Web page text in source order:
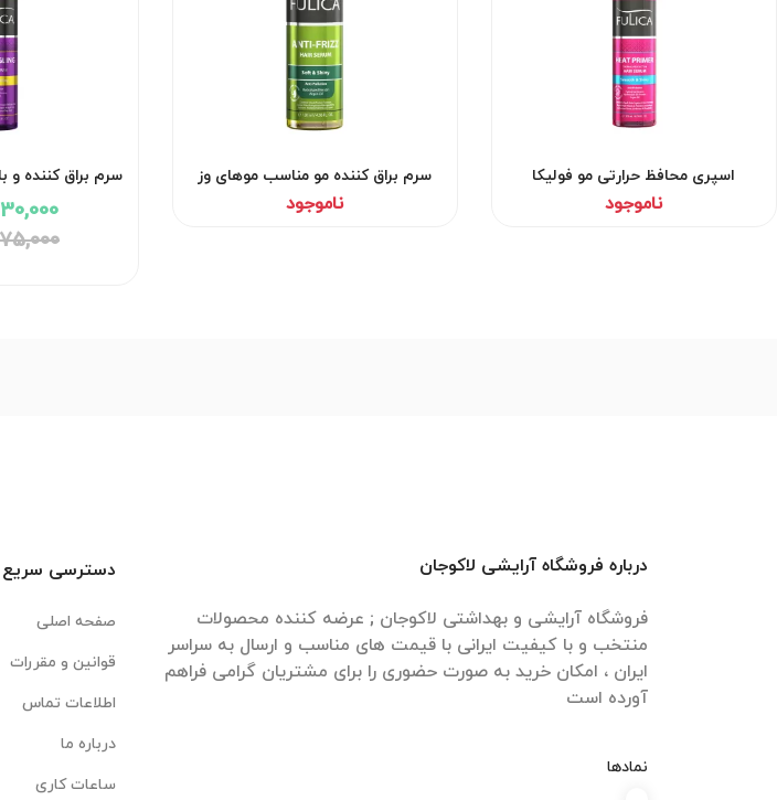
اسپری محافظ حرارتی مو فولیکا
ناموجود
سرم براق کننده مو مناسب موهای وز
فولیکا
ناموجود
سرم براق کننده و
230,000
275,000
درباره فروشگاه آرایشی لاکوجان
فروشگاه آرایشی و بهداشتی لاکوجان ; عرضه کننده محصولات
منتخب و با کیفیت ایرانی با قیمت های مناسب و ارسال به سراسر
ایران ، امکان خرید به صورت حضوری را برای مشتریان گرامی فراهم
آورده است
نمادها
دسترسی سریع
صفحه اصلی
قوانین و مقررات
اطلاعات تماس
درباره ما
ساعات کاری